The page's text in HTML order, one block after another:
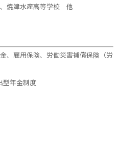
、焼津水産高等学校 他
、雇用保険、労働災害補償保険（労
型年金制度